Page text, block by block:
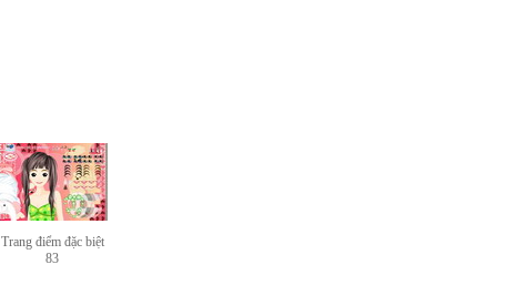
Trang điểm đặc biệt
83